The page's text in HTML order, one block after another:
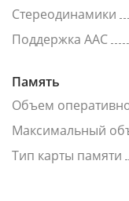
Стереодинамики
Поддержка AAC
Память
Объем
Максимальный
Тип карты памяти